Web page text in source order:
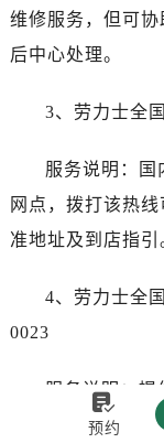
维修服务，但可
后中心处理。
3、劳力士全
服务说明：国
网点，拨打该热
准地址及到店指引
4、劳力士全
0023
服务说明：提
务，可咨询腕表

预约